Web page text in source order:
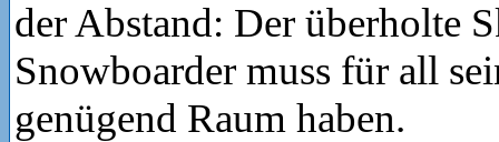
der Abstand: Der überholte
Snowboarder muss für all
genügend Raum haben.